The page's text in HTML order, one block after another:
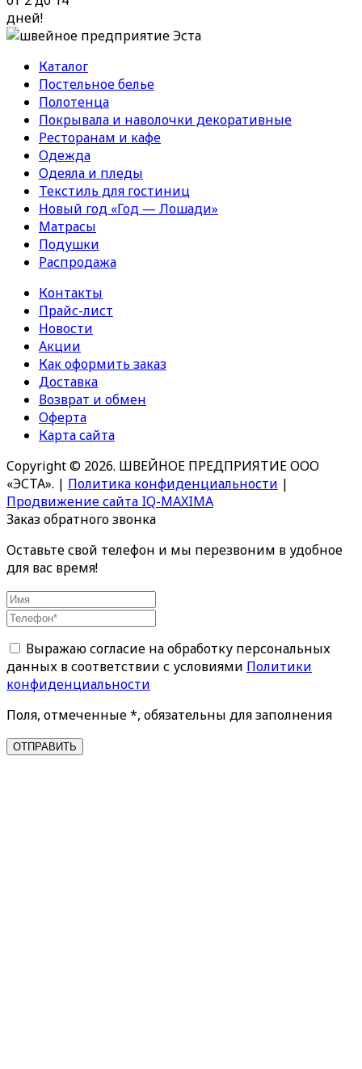
дней!
Каталог
Постельное белье
Полотенца
Покрывала и наволочки декоративные
Ресторанам и кафе
Одежда
Одеяла и пледы
Текстиль для гостиниц
Новый год «Год — Лошади»
Матрасы
Подушки
Распродажа
Контакты
Прайс-лист
Новости
Акции
Как оформить заказ
Доставка
Возврат и обмен
Оферта
Карта сайта
Copyright © 2026. ШВЕЙНОЕ ПРЕДПРИЯТИЕ ООО
«ЭСТА». | Политика конфиденциальности |
Продвижение сайта IQ-MAXIMA
Заказ обратного звонка
Оставьте свой телефон и мы перезвоним в удобное
для вас время!
Выражаю согласие на обработку персональных
данных в соответствии с условиями Политики
конфиденциальности
Поля, отмеченные *, обязательны для заполнения
ОТПРАВИТЬ